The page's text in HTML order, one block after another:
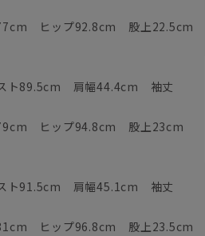
77cm ヒップ92.8cm 股上22.5cm
ト89.5cm 肩幅44.4cm 袖丈
79cm ヒップ94.8cm 股上23cm
ト91.5cm 肩幅45.1cm 袖丈
81cm ヒップ96.8cm 股上23.5cm